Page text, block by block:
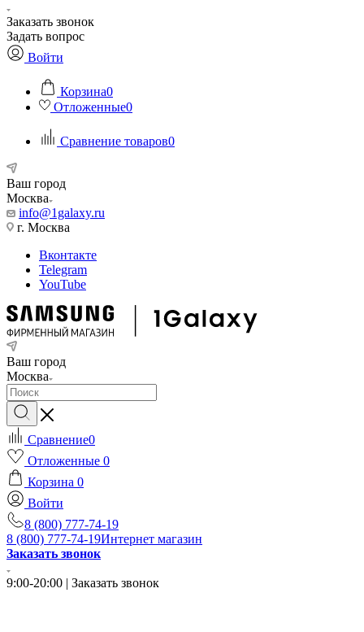
Заказать звонок
Задать вопрос
Войти
Корзина0
Отложенные0
Сравнение товаров0
Ваш город
Москва
info@1galaxy.ru
г. Москва
Вконтакте
Telegram
YouTube
Ваш город
Москва
Сравнение0
Отложенные 0
Корзина 0
Войти
8 (800) 777-74-19
8 (800) 777-74-19Интернет магазин
Заказать звонок
9:00-20:00 | Заказать звонок